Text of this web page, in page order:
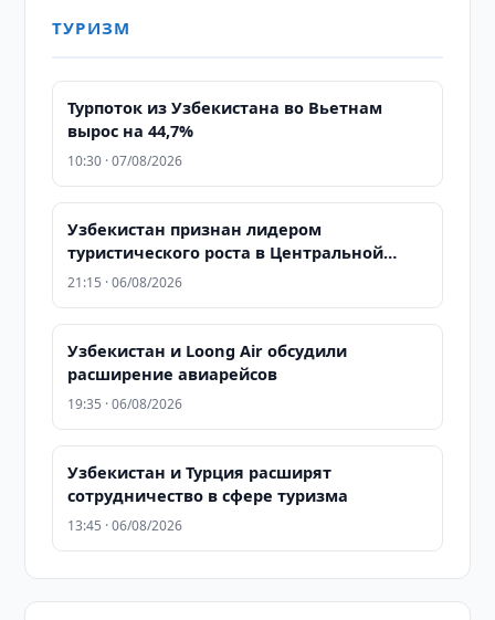
ТУРИЗМ
Турпоток из Узбекистана во Вьетнам
вырос на 44,7%
10:30 · 07/08/2026
Узбекистан признан лидером
туристического роста в Центральной
Азии по версии WTTC
21:15 · 06/08/2026
Узбекистан и Loong Air обсудили
расширение авиарейсов
19:35 · 06/08/2026
Узбекистан и Турция расширят
сотрудничество в сфере туризма
13:45 · 06/08/2026